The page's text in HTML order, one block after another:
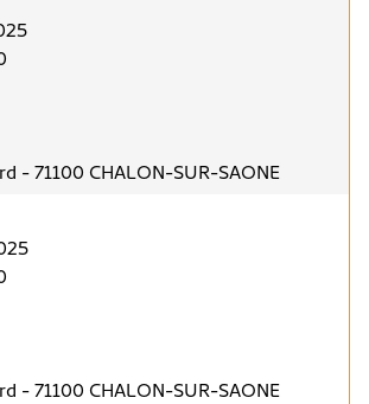
- 71100 CHALON-SUR-SAONE
- 71100 CHALON-SUR-SAONE